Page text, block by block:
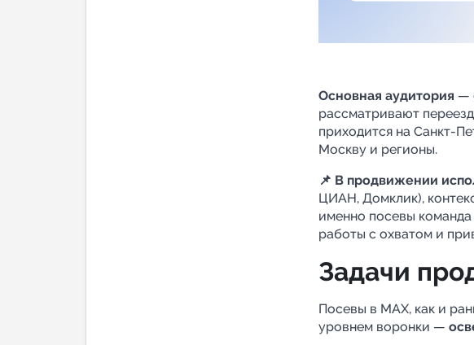
Основная аудитория —
рассматривают
приходится на Санкт-
Москву и регионы.
📌 В продвижении
ЦИАН, Домклик),
именно посевы
работы с охватом и
Задачи
Посевы в MAX, как и
уровнем воронки —